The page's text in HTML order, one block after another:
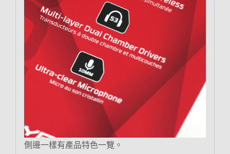
側邊一樣有產品特色一覽。